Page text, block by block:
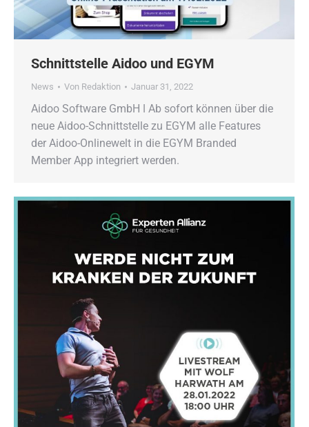
Schnittstelle Aidoo und EGYM
News Von Redaktion Januar 31, 2022
Aidoo Software GmbH ǀ Ab sofort können über die
neue Aidoo-Schnittstelle zu EGYM alle Features
der Aidoo-Onlinewelt in die EGYM Branded
Member App integriert werden.